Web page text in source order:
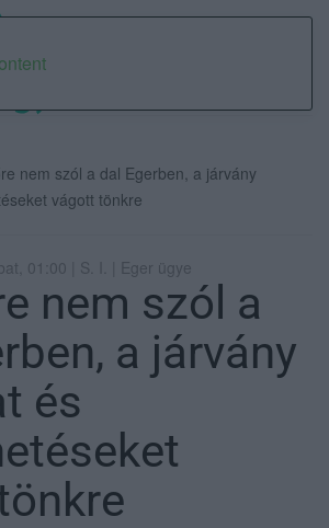
nem szól a dal Egerben, a járvány
vágott tönkre
01:00 | S. I. | Eger ügye
nem szól a
a járvány
és